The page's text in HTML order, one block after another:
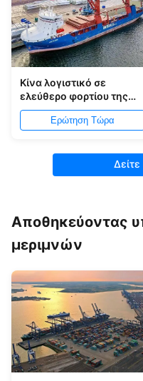
Κίνα λογιστικό σε
ελεύθερο φορτίου της
Ισπανίας διεθνή -
υπηρεσία αποθηκών
Ερώτηση Τώρα
Αποθηκεύοντας
μεριμνών